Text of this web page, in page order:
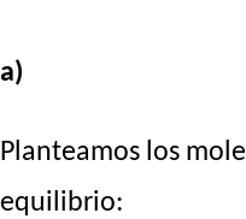
a)
Planteamos los
equilibrio: